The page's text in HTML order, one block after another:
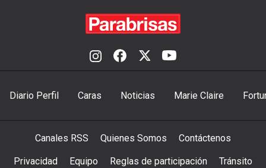
Diario Perfil Caras Noticias Marie Claire
Canales RSS Quienes Somos Contáctenos
Privacidad Equipo Reglas de participación Tránsito